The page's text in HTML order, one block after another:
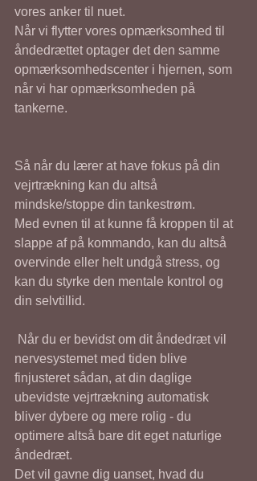
vores anker til nuet.
Når vi flytter vores opmærksomhed til
åndedrættet optager det den samme
opmærksomhedscenter i hjernen, som
når vi har opmærksomheden på
tankerne.
Så når du lærer at have fokus på din
vejrtrækning kan du altså
mindske/stoppe din tankestrøm.
Med evnen til at kunne få kroppen til at
slappe af på kommando, kan du altså
overvinde eller helt undgå stress, og
kan du styrke den mentale kontrol og
din selvtillid.
nervesystemet med tiden blive
finjusteret sådan, at din daglige
ubevidste vejrtrækning automatisk
bliver dybere og mere rolig - du
optimere altså bare dit eget naturlige
åndedræt.
Det vil gavne dig uanset, hvad du